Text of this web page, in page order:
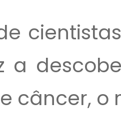
a
câncer,